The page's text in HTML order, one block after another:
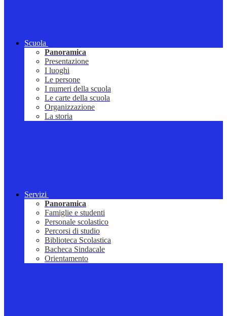
Scuola
Panoramica
Presentazione
I luoghi
Le persone
I numeri della scuola
Le carte della scuola
Organizzazione
La storia
Servizi
Panoramica
Famiglie e studenti
Personale scolastico
Percorsi di studio
Biblioteca Scolastica
Bacheca Sindacale
Orientamento